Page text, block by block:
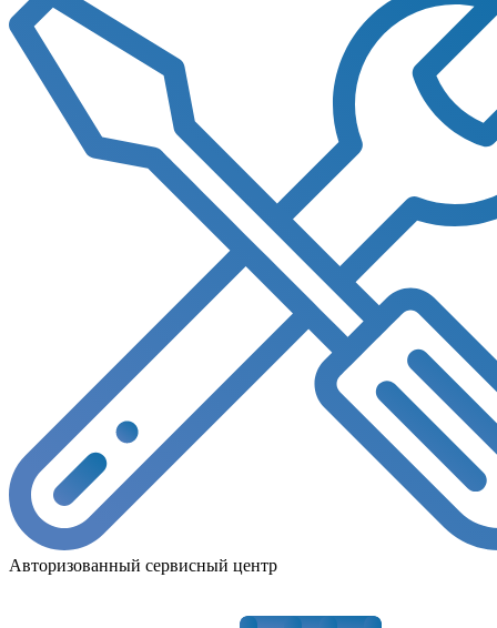
Авторизованный сервисный центр